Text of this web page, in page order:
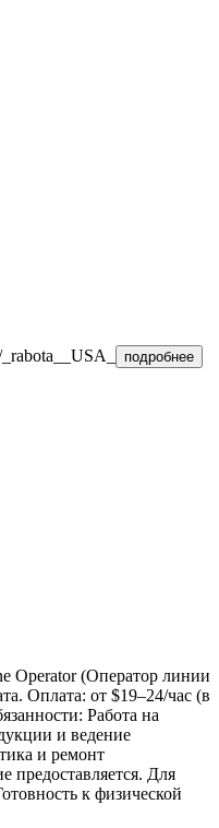
подробнее
(Оператор линии
Оплата: от $19–24/час (в
Работа на
и ведение
и ремонт
предоставляется. Для
к физической